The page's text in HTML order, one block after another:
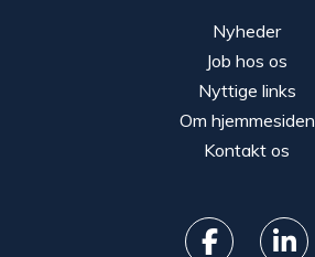
Nyheder
Job hos os
Nyttige links
Om hjemmesiden
Kontakt os